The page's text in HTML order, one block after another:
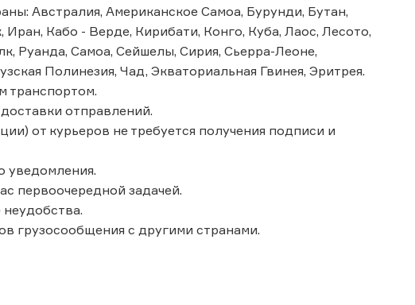
Австралия, Американское Самоа, Бурунди, Бутан,
Иран, Кабо - Верде, Кирибати, Конго, Куба, Лаос, Лесото,
Руанда, Самоа, Сейшелы, Сирия, Сьерра-Леоне,
Полинезия, Чад, Экваториальная Гвинея, Эритрея.
транспортом.
отправлений.
от курьеров не требуется получения подписи и
уведомления.
первоочередной задачей.
грузосообщения с другими странами.